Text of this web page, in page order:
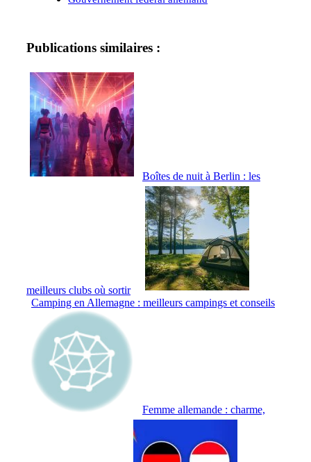
Publications similaires :
Boîtes de nuit à Berlin : les
meilleurs clubs où sortir
Camping en Allemagne : meilleurs campings et conseils
Femme allemande : charme,